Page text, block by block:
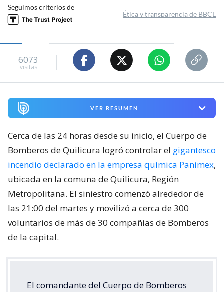
Seguimos criterios de
Ética y transparencia de BBCL
6073
visitas
VER RESUMEN
Cerca de las 24 horas desde su inicio, el Cuerpo de
Bomberos de Quilicura logró controlar el gigantesco
incendio declarado en la empresa química Panimex,
ubicada en la comuna de Quilicura, Región
Metropolitana. El siniestro comenzó alrededor de
las 21:00 del martes y movilizó a cerca de 300
voluntarios de más de 30 compañías de Bomberos
de la capital.
El comandante del Cuerpo de Bomberos